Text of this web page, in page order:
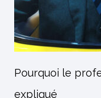
Pourquoi le
expliqué